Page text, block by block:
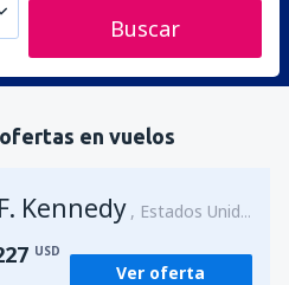
Buscar
en vuelos
Kennedy Estados Unidos
USD
Ver oferta